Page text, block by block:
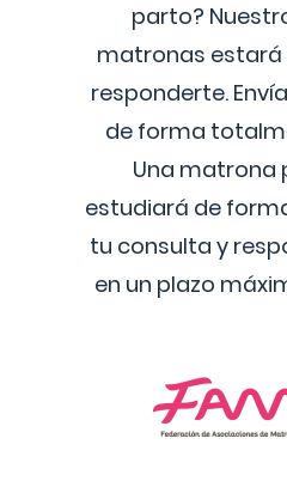
parto?
matronas
responderte.
de forma
Una matrona
estudiará de
tu consulta y
en un plazo